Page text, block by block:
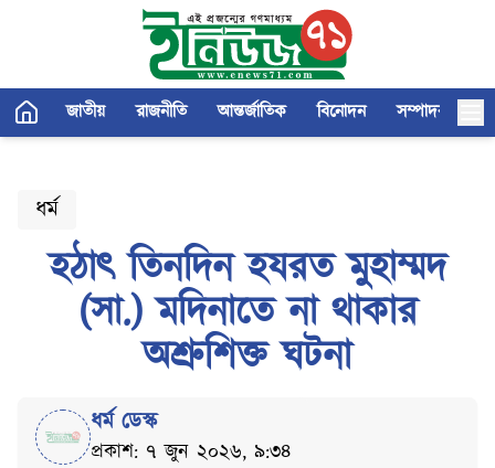
জাতীয় রাজনীতি আন্তর্জাতিক বিনোদন সম্পাদকীয়
ধর্ম
হঠাৎ তিনদিন হযরত মুহাম্মদ
(সা.) মদিনাতে না থাকার
অশ্রুশিক্ত ঘটনা
ধর্ম ডেস্ক
প্রকাশ: ৭ জুন ২০২৬, ৯:৩৪